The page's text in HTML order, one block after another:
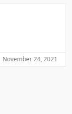
November 24, 2021